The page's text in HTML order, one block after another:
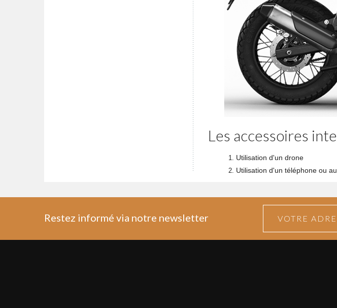
Les accessoires
Utilisation d'un drone
Utilisation d'un téléphone ou
Restez informé via notre newsletter